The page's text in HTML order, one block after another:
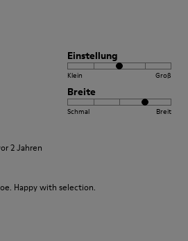
Einstellung
Klein Groß
Breite
Schmal Breit
2 Jahren
Happy with selection.